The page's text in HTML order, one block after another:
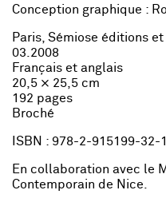
Conception graphique :
Paris, Sémiose éditions
03.2008
Français et anglais
20,5 × 25,5 cm
192 pages
Broché
ISBN : 978-2-915199-32-1
En collaboration avec le
Contemporain de Nice.